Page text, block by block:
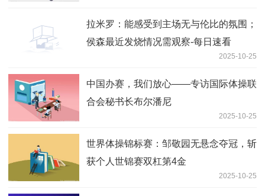
拉米罗：能感受到主场无与伦比的氛围；
侯森最近发烧情况需观察-每日速看
2025-10-25
中国办赛，我们放心——专访国际体操联
合会秘书长布尔潘尼
2025-10-25
世界体操锦标赛：邹敬园无悬念夺冠，斩
获个人世锦赛双杠第4金
2025-10-25